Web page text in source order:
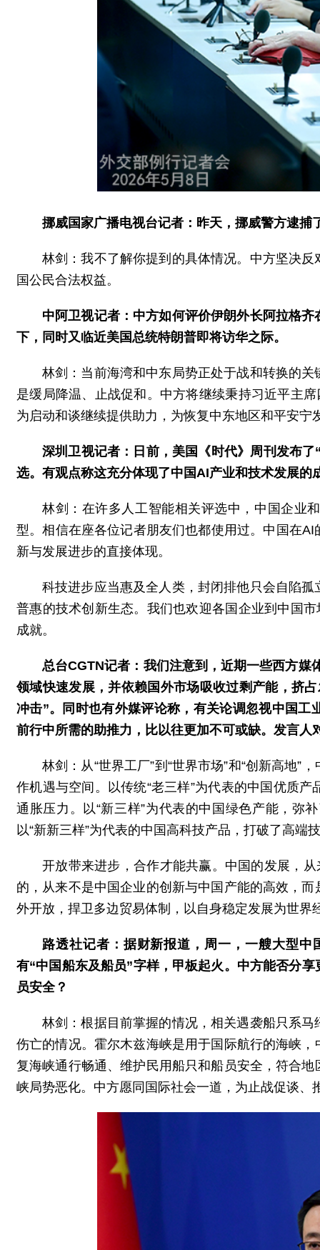
挪威国家广播电视台记者：昨天，挪威警方逮
林剑：我不了解你提到的具体情况。中方坚决
国公民合法权益。
中阿卫视记者：中方如何评价伊朗外长阿拉格
下，同时又临近美国总统特朗普即将访华之际。
林剑：当前海湾和中东局势正处于战和转换的
是缓局降温、止战促和。中方将继续秉持习近平主
为启动和谈继续提供助力，为恢复中东地区和平安宁
深圳卫视记者：日前，美国《时代》周刊发布
选。有观点称这充分体现了中国AI产业和技术发展的
林剑：在许多人工智能相关评选中，中国企业
型。相信在座各位记者朋友们也都使用过。中国在
新与发展进步的直接体现。
科技进步应当惠及全人类，封闭排他只会自陷
普惠的技术创新生态。我们也欢迎各国企业到中国
成就。
总台CGTN记者：我们注意到，近期一些西方媒
领域快速发展，并依赖国外市场吸收过剩产能，挤
冲击”。同时也有外媒评论称，有关论调忽视中国
前行中所需的助推力，比以往更加不可或缺。发言人
林剑：从“世界工厂”到“世界市场”和“创新高地
作机遇与空间。以传统“老三样”为代表的中国优质
通胀压力。以“新三样”为代表的中国绿色产能，弥
以“新新三样”为代表的中国高科技产品，打破了高
开放带来进步，合作才能共赢。中国的发展，
的，从来不是中国企业的创新与中国产能的高效，
外开放，捍卫多边贸易体制，以自身稳定发展为世界
路透社记者：据财新报道，周一，一艘大型
有“中国船东及船员”字样，甲板起火。中方能否分
员安全？
林剑：根据目前掌握的情况，相关遇袭船只系
伤亡的情况。霍尔木兹海峡是用于国际航行的海峡
复海峡通行畅通、维护民用船只和船员安全，符合
峡局势恶化。中方愿同国际社会一道，为止战促谈、